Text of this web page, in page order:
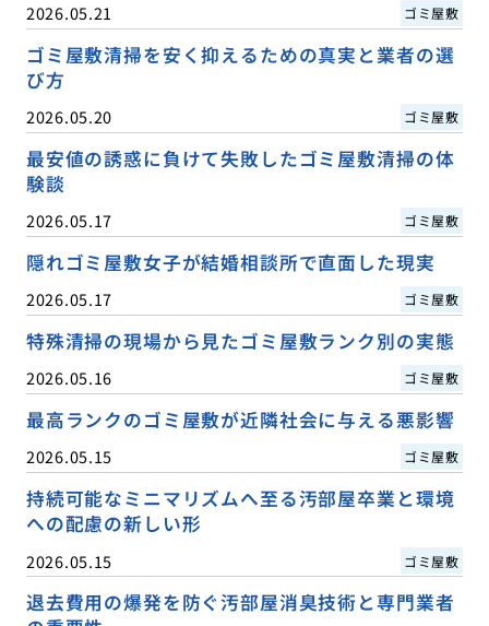
2026.05.21 ゴミ屋敷
ゴミ屋敷清掃を安く抑えるための真実と業者の選
び方
2026.05.20 ゴミ屋敷
最安値の誘惑に負けて失敗したゴミ屋敷清掃の体
験談
2026.05.17 ゴミ屋敷
隠れゴミ屋敷女子が結婚相談所で直面した現実
2026.05.17 ゴミ屋敷
特殊清掃の現場から見たゴミ屋敷ランク別の実態
2026.05.16 ゴミ屋敷
最高ランクのゴミ屋敷が近隣社会に与える悪影響
2026.05.15 ゴミ屋敷
持続可能なミニマリズムへ至る汚部屋卒業と環境
への配慮の新しい形
2026.05.15 ゴミ屋敷
退去費用の爆発を防ぐ汚部屋消臭技術と専門業者